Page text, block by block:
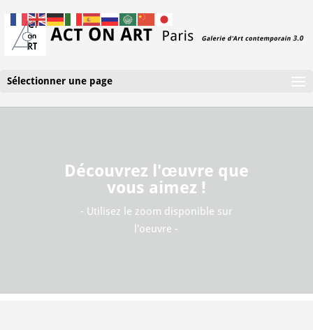
Sélectionner une page
Découvrez l'œuvre que
vous aimez !
- Utilisez le zoom disponible sur
l'oeuvre -